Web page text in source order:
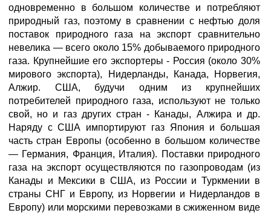
одновременно в большом количестве и потребляют
природный газ, поэтому в сравнении с нефтью доля
поставок природного газа на экспорт сравнительно
невелика — всего около 15% добываемого природного
газа. Крупнейшие его экспортеры - Россия (около 30%
мирового экспорта), Нидерланды, Канада, Норвегия,
Алжир. США, будучи одним из крупнейших
потребителей природного газа, используют не только
свой, но и газ других стран - Канады, Алжира и др.
Наряду с США импортируют газ Япония и большая
часть стран Европы (особенно в большом количестве
— Германия, Франция, Италия). Поставки природного
газа на экспорт осуществляются по газопроводам (из
Канады и Мексики в США, из России и Туркмении в
страны СНГ и Европу, из Норвегии и Нидерландов в
Европу) или морскими перевозками в сжиженном виде